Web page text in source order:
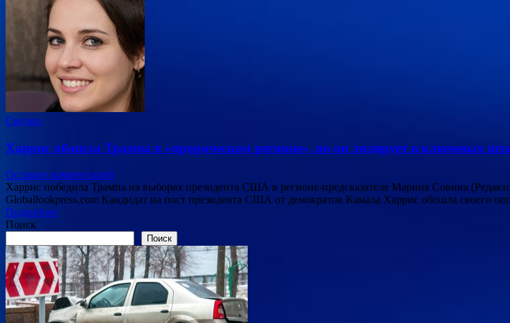
Сводки
Харрис обошла Трампа в «пророческом регионе», но он лидирует в ключевых
Оставьте комментарий
Харрис победила Трампа на выборах президента США в регионе-предсказателе Марина Совина
Globallookpress.com Кандидат на пост президента США от демократов Камала Харрис обошла своего
Подробнее
Поиск
Поиск